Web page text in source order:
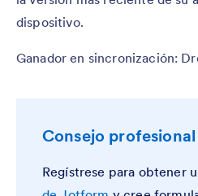
dispositivo.
Ganador en sincronización:
Consejo profesional
Regístrese para obtener